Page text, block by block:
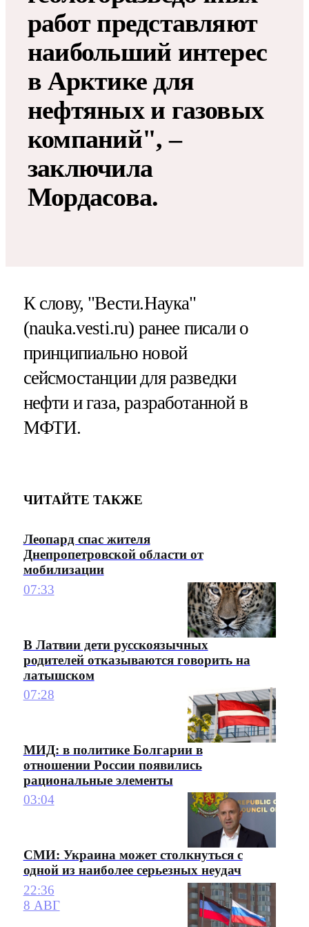
работ представляют
наибольший интерес
в Арктике для
нефтяных и газовых
компаний", –
заключила
Мордасова.
К слову, "Вести.Наука"
(nauka.vesti.ru) ранее писали о
принципиально новой
сейсмостанции для разведки
нефти и газа, разработанной в
МФТИ.
ЧИТАЙТЕ ТАКЖЕ
Леопард спас жителя
Днепропетровской области от
мобилизации
07:33
В Латвии дети русскоязычных
родителей отказываются говорить на
латышском
07:28
МИД: в политике Болгарии в
отношении России появились
рациональные элементы
03:04
СМИ: Украина может столкнуться с
одной из наиболее серьезных неудач
22:36
8 АВГ